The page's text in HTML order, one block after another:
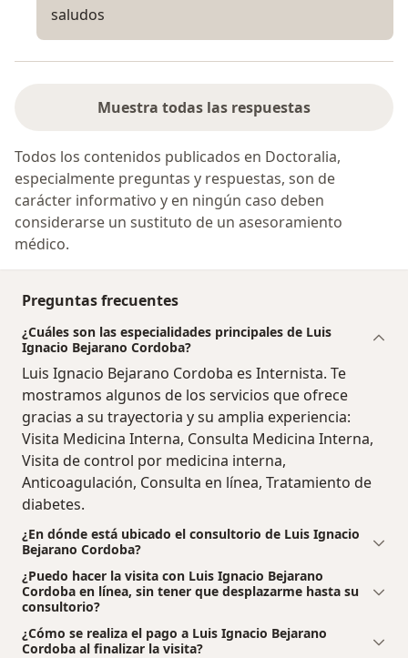
saludos
Muestra todas las respuestas
Todos los contenidos publicados en Doctoralia,
especialmente preguntas y respuestas, son de
carácter informativo y en ningún caso deben
considerarse un sustituto de un asesoramiento
médico.
Preguntas frecuentes
¿Cuáles son las especialidades principales de Luis
Ignacio Bejarano Cordoba?
Luis Ignacio Bejarano Cordoba es Internista. Te
mostramos algunos de los servicios que ofrece
gracias a su trayectoria y su amplia experiencia:
Visita Medicina Interna, Consulta Medicina Interna,
Visita de control por medicina interna,
Anticoagulación, Consulta en línea, Tratamiento de
diabetes.
¿En dónde está ubicado el consultorio de Luis Ignacio
Bejarano Cordoba?
¿Puedo hacer la visita con Luis Ignacio Bejarano
Cordoba en línea, sin tener que desplazarme hasta su
consultorio?
¿Cómo se realiza el pago a Luis Ignacio Bejarano
Cordoba al finalizar la visita?